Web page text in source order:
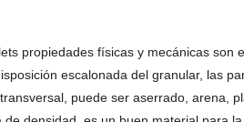
propiedades físicas y mecánicas
escalonada del granular, las
puede ser aserrado, arena,